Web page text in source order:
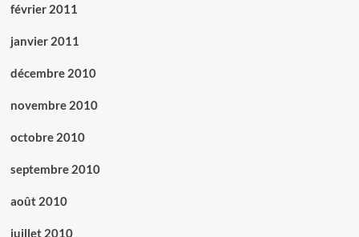
février 2011
janvier 2011
décembre 2010
novembre 2010
octobre 2010
septembre 2010
août 2010
juillet 2010